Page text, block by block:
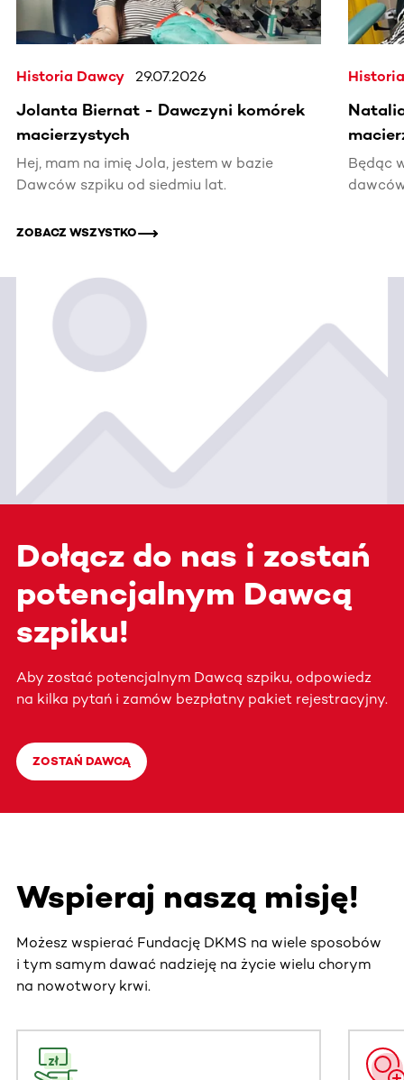
Historia Dawcy 29.07.2026
Jolanta Biernat - Dawczyni komórek
macierzystych
Hej, mam na imię Jola, jestem w bazie
Dawców szpiku od siedmiu lat.
Będąc
ZOBACZ WSZYSTKO
Dołącz do nas i zostań
potencjalnym Dawcą
szpiku!
Aby zostać potencjalnym Dawcą szpiku, odpowiedz
na kilka pytań i zamów bezpłatny pakiet rejestracyjny.
ZOSTAŃ DAWCĄ
Wspieraj naszą misję!
Możesz wspierać Fundację DKMS na wiele sposobów
i tym samym dawać nadzieję na życie wielu chorym
na nowotwory krwi.